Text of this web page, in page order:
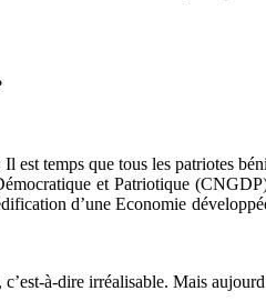
temps que tous les patriotes
et Patriotique
d’une Economie
à-dire irréalisable. Mais